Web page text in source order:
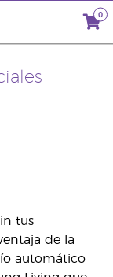
0
tus
de la
automático